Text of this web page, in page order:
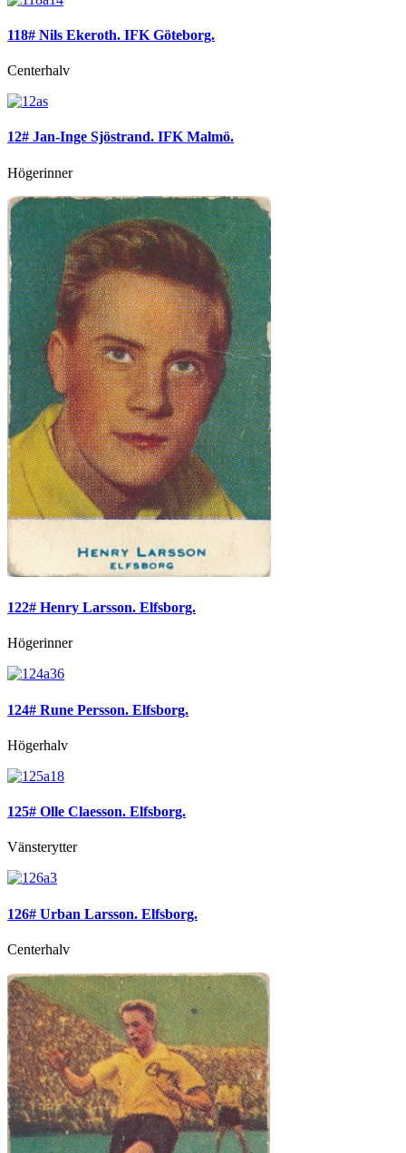
118# Nils Ekeroth. IFK Göteborg.
Centerhalv
12# Jan-Inge Sjöstrand. IFK Malmö.
Högerinner
122# Henry Larsson. Elfsborg.
Högerinner
124# Rune Persson. Elfsborg.
Högerhalv
125# Olle Claesson. Elfsborg.
Vänsterytter
126# Urban Larsson. Elfsborg.
Centerhalv